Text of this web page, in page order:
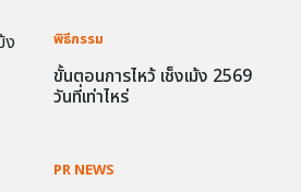
พิธีกรรม
ขั้นตอนการไหว้ เช็งเม้ง 2569
วันที่เท่าไหร่
PR NEWS